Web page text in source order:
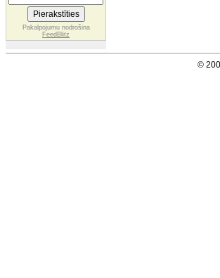
Pakalpojumu nodrošina
FeedBlitz
©